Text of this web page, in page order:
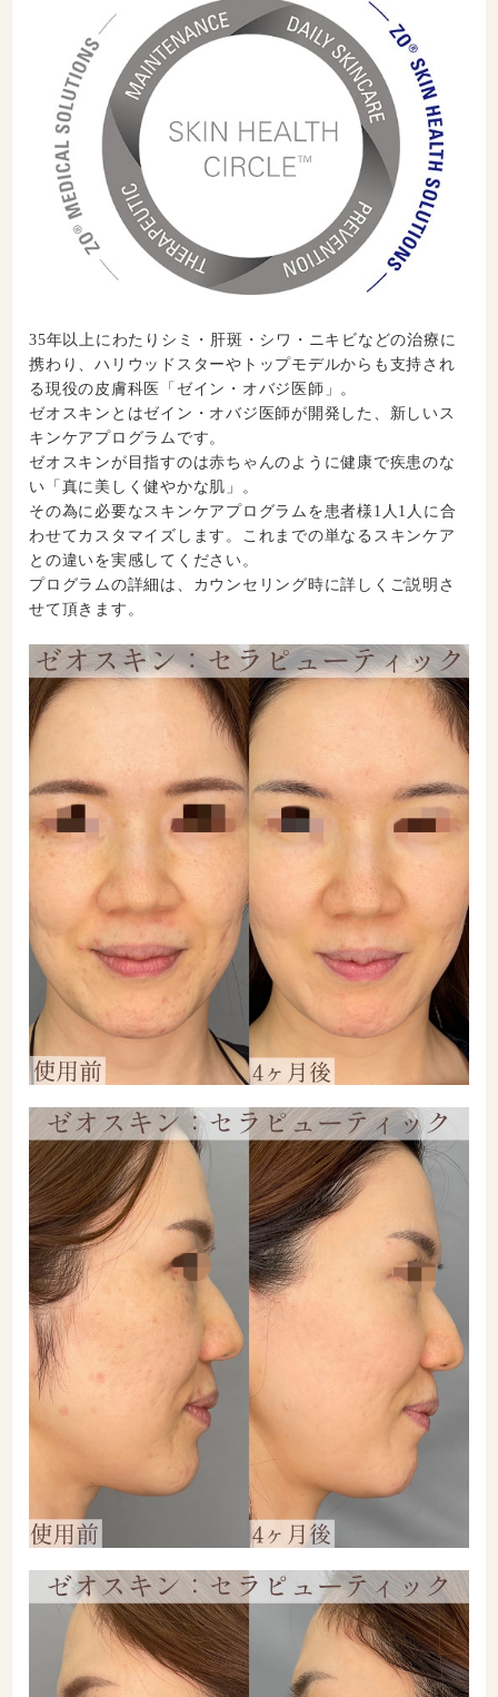
35年以上にわたりシミ・肝斑・シワ・ニキビなどの治療に
携わり、ハリウッドスターやトップモデルからも支持され
る現役の皮膚科医「ゼイン・オバジ医師」。
ゼオスキンとはゼイン・オバジ医師が開発した、新しいス
キンケアプログラムです。
ゼオスキンが目指すのは赤ちゃんのように健康で疾患のな
い「真に美しく健やかな肌」。
その為に必要なスキンケアプログラムを患者様1人1人に合
わせてカスタマイズします。これまでの単なるスキンケア
との違いを実感してください。
プログラムの詳細は、カウンセリング時に詳しくご説明さ
せて頂きます。